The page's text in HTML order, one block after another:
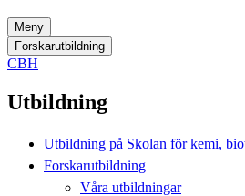
Meny
Forskarutbildning
CBH
Utbildning
Utbildning på Skolan för kemi,
Forskarutbildning
Våra utbildningar